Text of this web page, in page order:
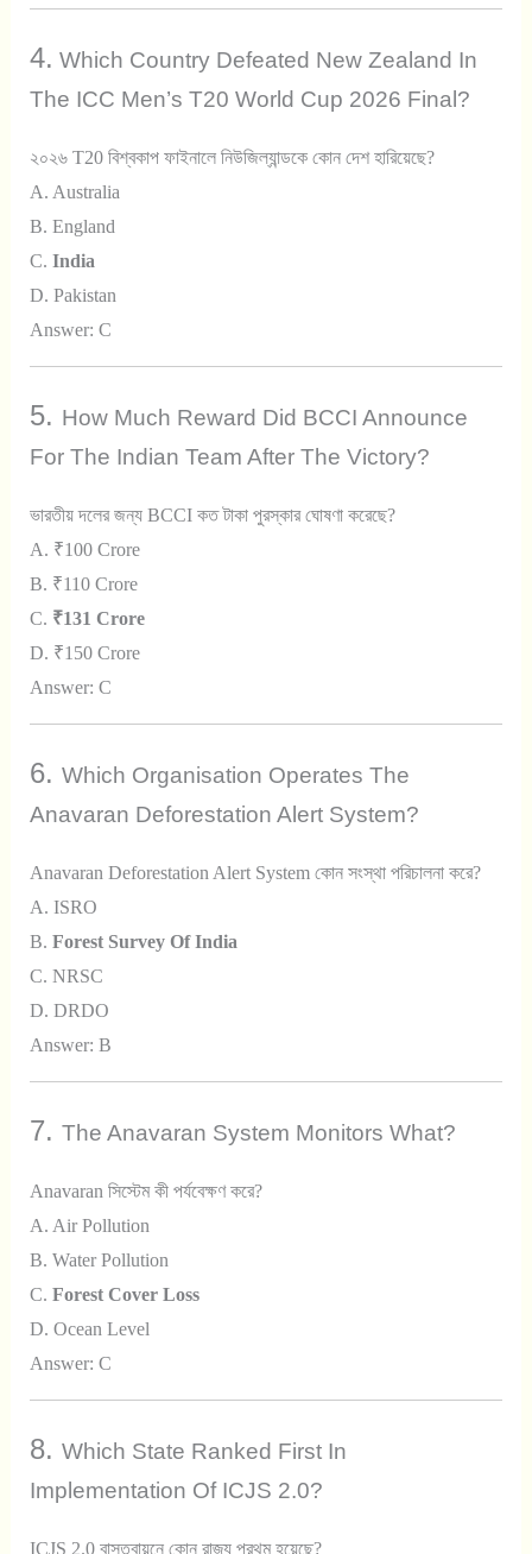
4. Which Country Defeated New Zealand In
The ICC Men’s T20 World Cup 2026 Final?
২০২৬ T20 বিশ্বকাপ ফাইনালে নিউজিল্যান্ডকে কোন দেশ হারিয়েছে?
A. Australia
B. England
C. India
D. Pakistan
Answer: C
5. How Much Reward Did BCCI Announce
For The Indian Team After The Victory?
ভারতীয় দলের জন্য BCCI কত টাকা পুরস্কার ঘোষণা করেছে?
A. ₹100 Crore
B. ₹110 Crore
C. ₹131 Crore
D. ₹150 Crore
Answer: C
6. Which Organisation Operates The
Anavaran Deforestation Alert System?
Anavaran Deforestation Alert System কোন সংস্থা পরিচালনা করে?
A. ISRO
B. Forest Survey Of India
C. NRSC
D. DRDO
Answer: B
7. The Anavaran System Monitors What?
Anavaran সিস্টেম কী পর্যবেক্ষণ করে?
A. Air Pollution
B. Water Pollution
C. Forest Cover Loss
D. Ocean Level
Answer: C
8. Which State Ranked First In
Implementation Of ICJS 2.0?
ICJS 2.0 বাস্তবায়নে কোন রাজ্য প্রথম হয়েছে?